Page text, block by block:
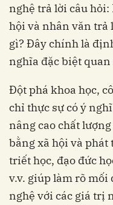
nghệ trả lời câu hỏi:
hội và nhân văn trả
gì? Đây chính là
nghĩa đặc biệt
Đột phá khoa học,
chỉ thực sự có ý
nâng cao chất
bằng xã hội và
triết học, đạo đức
v.v. giúp làm rõ mối
nghệ với các giá trị